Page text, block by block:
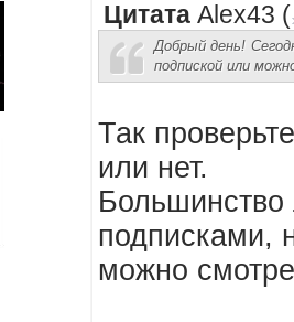
Цитата Alex43 (
Добрый день!
подпиской или
Так
или нет.
Большинство
подписками,
можно